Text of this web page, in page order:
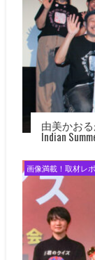
由美かお
Indian
画像満載！取材レポ